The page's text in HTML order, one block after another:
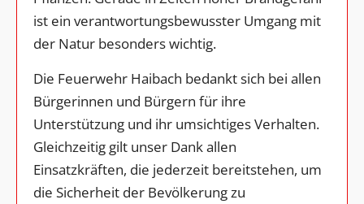
ist ein verantwortungsbewusster Umgang mit
der Natur besonders wichtig.
Die Feuerwehr Haibach bedankt sich bei allen
Bürgerinnen und Bürgern für ihre
Unterstützung und ihr umsichtiges Verhalten.
Gleichzeitig gilt unser Dank allen
Einsatzkräften, die jederzeit bereitstehen, um
die Sicherheit der Bevölkerung zu